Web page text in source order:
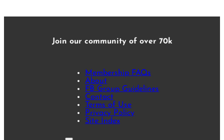
Join our community of over 70k
Membership FAQs
About
FB Group Guidelines
Contact
Terms of Use
Privacy Policy
Site Index